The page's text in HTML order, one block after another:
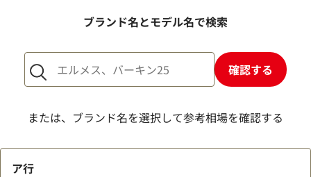
1点からでも査定できますか？
ブランド名とモデル名で検索
確認する
または、ブランド名を選択して参考相場を確認する
ア行